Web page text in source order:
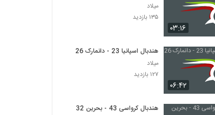
۰۳:۱۶
میلاد
۱۳۵ بازدید
۰۶:۴۲
هندبال اسپانیا 23 - دانمارک 26
میلاد
۱۲۷ بازدید
هندبال کرواسی 43 - بحرین 32